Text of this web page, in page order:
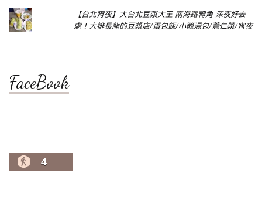
【台北宵夜】大台北豆漿大王 南海路轉角 深夜好去
處！大排長龍的豆漿店/蛋包飯/小籠湯包/薏仁漿/宵夜
FaceBook
4